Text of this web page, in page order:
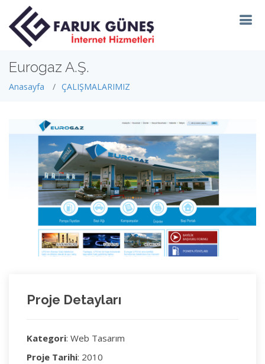
Eurogaz A.Ş.
Anasayfa ÇALIŞMALARIMIZ
Proje Detayları
Kategori: Web Tasarım
Proje Tarihi: 2010